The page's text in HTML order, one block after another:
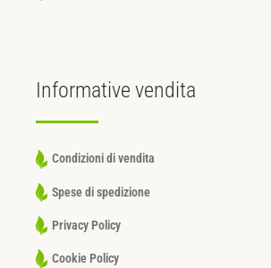
Informative vendita
Condizioni di vendita
Spese di spedizione
Privacy Policy
Cookie Policy